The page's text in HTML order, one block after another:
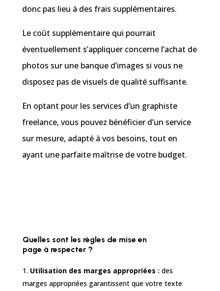
donc pas lieu à des frais supplémentaires.
Le coût supplémentaire qui pourrait
éventuellement s’appliquer concerne l’achat de
photos sur une banque d’images si vous ne
disposez pas de visuels de qualité suffisante.
En optant pour les services d’un graphiste
freelance, vous pouvez bénéficier d’un service
sur mesure, adapté à vos besoins, tout en
ayant une parfaite maîtrise de votre budget.
Quelles sont les règles de mise en
page à respecter ?
Utilisation des marges appropriées : des
marges appropriées garantissent que votre texte